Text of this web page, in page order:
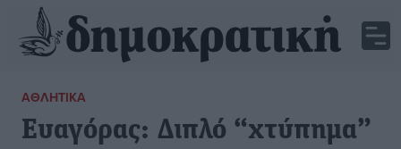
ΑΘΛΗΤΙΚΆ
Ευαγόρας: Διπλό “χτύπημα”